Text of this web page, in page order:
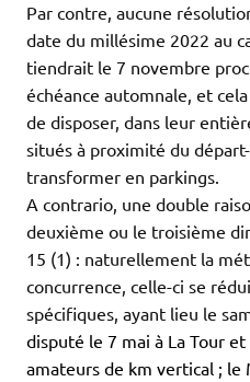
Par contre, aucune
date du millésime 2022 au
tiendrait le 7 novembre
échéance automnale, et
de disposer, dans leur
situés à proximité du
transformer en parkings.
A contrario, une double
deuxième ou le troisième
15 (1) : naturellement la
concurrence, celle-ci se
spécifiques, ayant lieu le
disputé le 7 mai à La Tour
amateurs de km vertical ; le